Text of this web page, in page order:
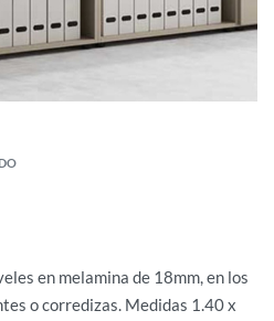
en melamina de 18mm, en los
o corredizas. Medidas 1.40 x